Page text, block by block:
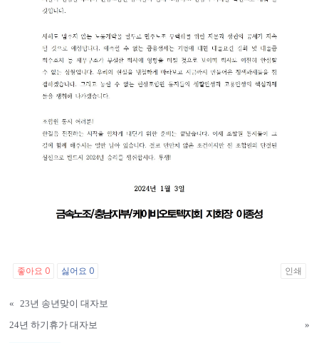
좋아요 0 싫어요 0 인쇄
«
23년 송년맞이 대자보
24년 하기휴가 대자보
»